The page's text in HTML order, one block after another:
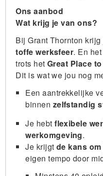
Ons aanbod
Wat krijg je van ons?
Bij Grant Thornton
toffe werksfeer. En
trots het Great Place
Dit is wat we jou nog
Een aantrekkelijke
binnen zelfstandig
Je hebtflexibele
werkomgeving.
Je krijgt de kans
eigen tempo door